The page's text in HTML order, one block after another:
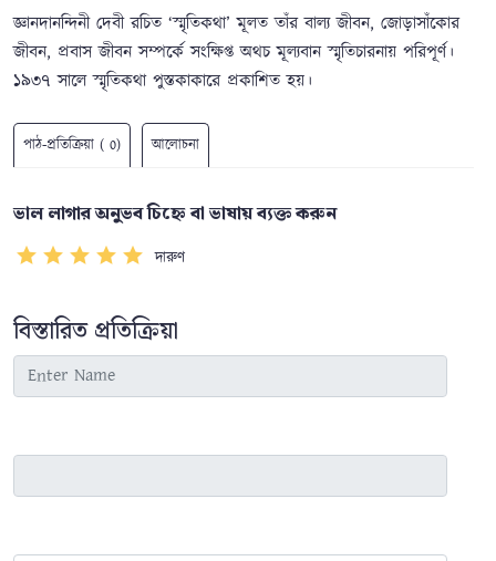
জ্ঞানদানন্দিনী দেবী রচিত ‘স্মৃতিকথা’ মূলত তাঁর বাল্য জীবন, জোড়াসাঁকোর
জীবন, প্রবাস জীবন সম্পর্কে সংক্ষিপ্ত অথচ মূল্যবান স্মৃতিচারনায় পরিপূর্ণ।
১৯৩৭ সালে স্মৃতিকথা পুস্তকাকারে প্রকাশিত হয়।
পাঠ-প্রতিক্রিয়া ( 0) আলোচনা
ভাল লাগার অনুভব চিহ্নে বা ভাষায় ব্যক্ত করুন
দারুণ
বিস্তারিত প্রতিক্রিয়া